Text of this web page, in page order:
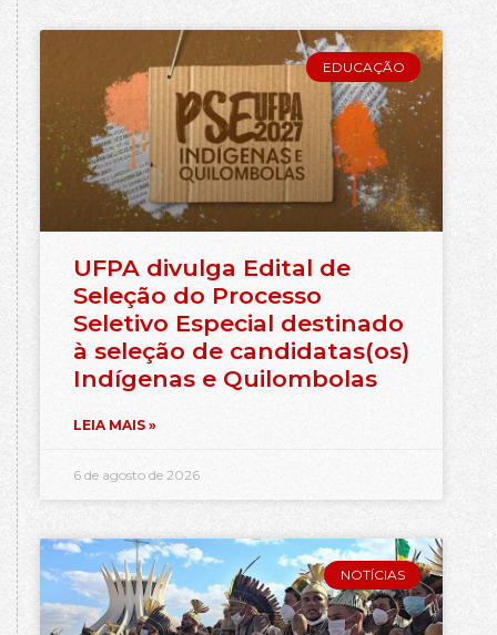
EDUCAÇÃO
UFPA divulga Edital de
Seleção do Processo
Seletivo Especial destinado
à seleção de candidatas(os)
Indígenas e Quilombolas
LEIA MAIS »
6 de agosto de 2026
NOTÍCIAS